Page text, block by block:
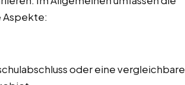
Aspekte:
oder eine vergleichbare